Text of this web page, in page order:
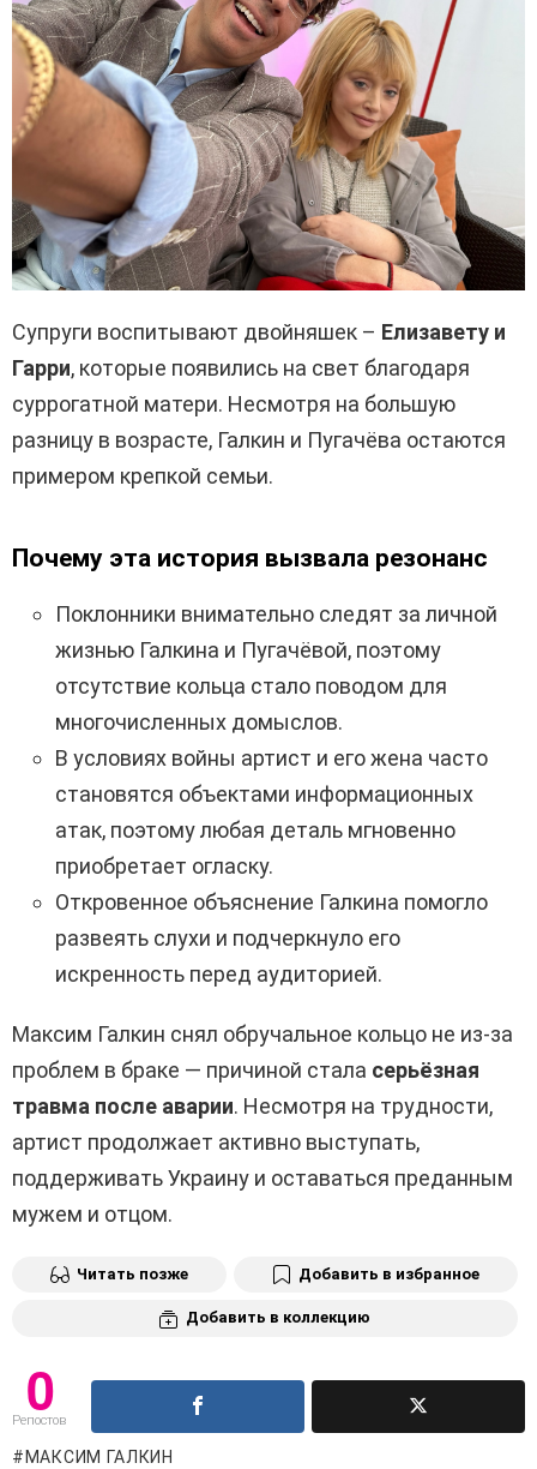
Супруги воспитывают двойняшек – Елизавету и
Гарри, которые появились на свет благодаря
суррогатной матери. Несмотря на большую
разницу в возрасте, Галкин и Пугачёва остаются
примером крепкой семьи.
Почему эта история вызвала резонанс
Поклонники внимательно следят за личной
жизнью Галкина и Пугачёвой, поэтому
отсутствие кольца стало поводом для
многочисленных домыслов.
В условиях войны артист и его жена часто
становятся объектами информационных
атак, поэтому любая деталь мгновенно
приобретает огласку.
Откровенное объяснение Галкина помогло
развеять слухи и подчеркнуло его
искренность перед аудиторией.
Максим Галкин снял обручальное кольцо не из-за
проблем в браке — причиной стала серьёзная
травма после аварии. Несмотря на трудности,
артист продолжает активно выступать,
поддерживать Украину и оставаться преданным
мужем и отцом.
Читать позже Добавить в избранное
Добавить в коллекцию
0
Репостов
МАКСИМ ГАЛКИН